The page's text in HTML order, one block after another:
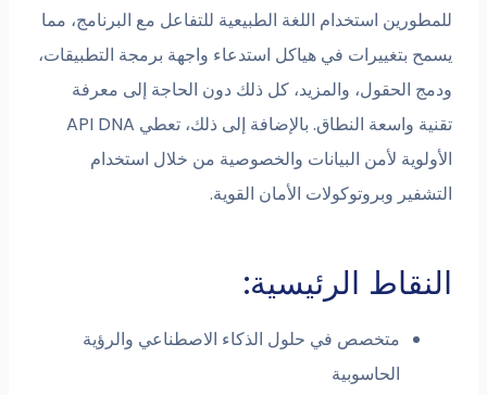
للمطورين استخدام اللغة الطبيعية للتفاعل مع البرنامج، مما
يسمح بتغييرات في هياكل استدعاء واجهة برمجة التطبيقات،
ودمج الحقول، والمزيد، كل ذلك دون الحاجة إلى معرفة
تقنية واسعة النطاق. بالإضافة إلى ذلك، تعطي API DNA
الأولوية لأمن البيانات والخصوصية من خلال استخدام
التشفير وبروتوكولات الأمان القوية.
النقاط الرئيسية:
متخصص في حلول الذكاء الاصطناعي والرؤية
الحاسوبية